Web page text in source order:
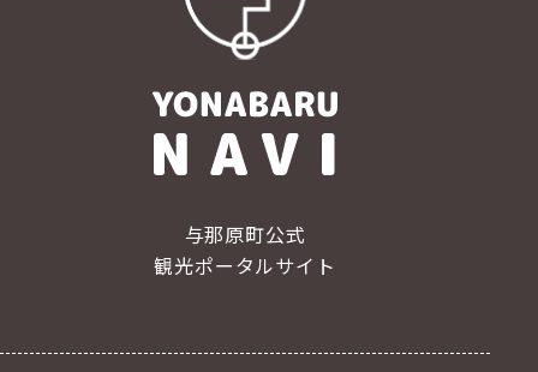
与那原町公式
観光ポータルサイト